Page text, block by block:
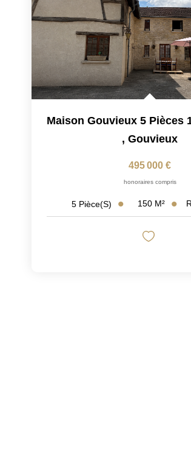
,Gouvieux
495 000 €
honoraires compris
5 Pièce(s) 150 M²